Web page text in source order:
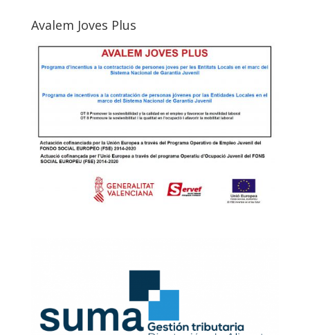
Avalem Joves Plus